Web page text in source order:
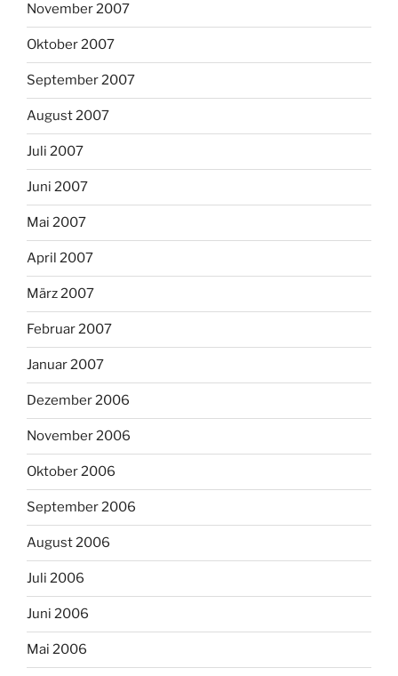
November 2007
Oktober 2007
September 2007
August 2007
Juli 2007
Juni 2007
Mai 2007
April 2007
März 2007
Februar 2007
Januar 2007
Dezember 2006
November 2006
Oktober 2006
September 2006
August 2006
Juli 2006
Juni 2006
Mai 2006